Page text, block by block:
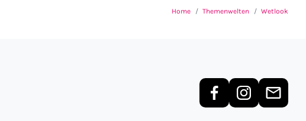
Home Themenwelten Wetlook